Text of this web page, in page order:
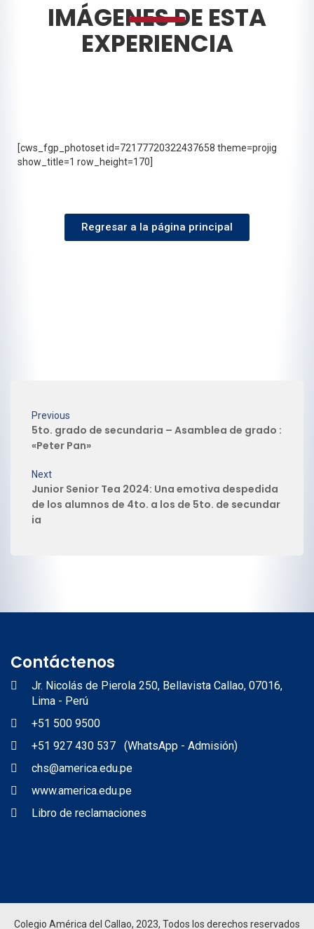
IMÁGENES DE ESTA
EXPERIENCIA
[cws_fgp_photoset id=72177720322437658 theme=projig
show_title=1 row_height=170]
Regresar a la página principal
Previous
5to. grado de secundaria – Asamblea de grado :
«Peter Pan»
Next
Junior Senior Tea 2024: Una emotiva despedida
de los alumnos de 4to. a los de 5to. de secundar
ia
Contáctenos
Jr. Nicolás de Pierola 250, Bellavista Callao, 07016,
Lima - Perú
+51 500 9500
+51 927 430 537 (WhatsApp - Admisión)
chs@america.edu.pe
www.america.edu.pe
Libro de reclamaciones
Colegio América del Callao, 2023, Todos los derechos reservados